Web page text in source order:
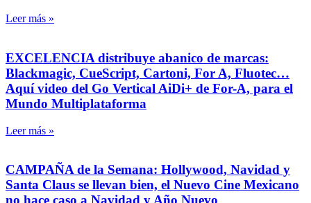
Leer más »
EXCELENCIA distribuye abanico de marcas:
Blackmagic, CueScript, Cartoni, For A, Fluotec…
Aquí video del Go Vertical AiDi+ de For-A, para el
Mundo Multiplataforma
Leer más »
CAMPAÑA de la Semana: Hollywood, Navidad y
Santa Claus se llevan bien, el Nuevo Cine Mexicano